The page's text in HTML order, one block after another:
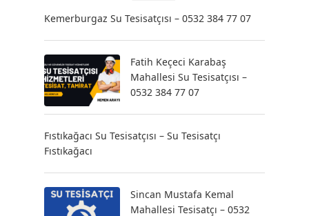
Kemerburgaz Su Tesisatçısı – 0532 384 77 07
Fatih Keçeci Karabaş
Mahallesi Su Tesisatçısı –
0532 384 77 07
Fıstıkağacı Su Tesisatçısı – Su Tesisatçı
Fıstıkağacı
Sincan Mustafa Kemal
Mahallesi Tesisatçı – 0532